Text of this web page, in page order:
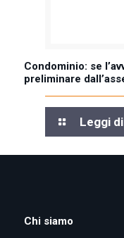
Condominio: se
preliminare
Leggi
Chi siamo